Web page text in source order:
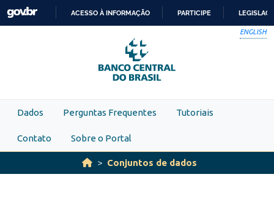
Skip to main content
PARA
O
CONTEÚDO
ACESSO À INFORMAÇÃO PARTICIPE
ENGLISH
Dados Perguntas Frequentes Tutoriais
Contato Sobre o Portal
Conjuntos de dados